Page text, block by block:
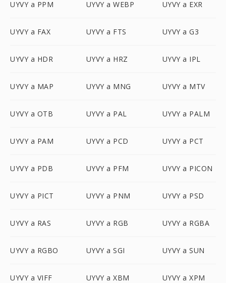
UYVY a PPM UYVY a WEBP UYVY a EXR
UYVY a FAX UYVY a FTS UYVY a G3
UYVY a HDR UYVY a HRZ UYVY a IPL
UYVY a MAP UYVY a MNG UYVY a MTV
UYVY a OTB UYVY a PAL UYVY a PALM
UYVY a PAM UYVY a PCD UYVY a PCT
UYVY a PDB UYVY a PFM UYVY a PICON
UYVY a PICT UYVY a PNM UYVY a PSD
UYVY a RAS UYVY a RGB UYVY a RGBA
UYVY a RGBO UYVY a SGI UYVY a SUN
UYVY a VIFF UYVY a XBM UYVY a XPM